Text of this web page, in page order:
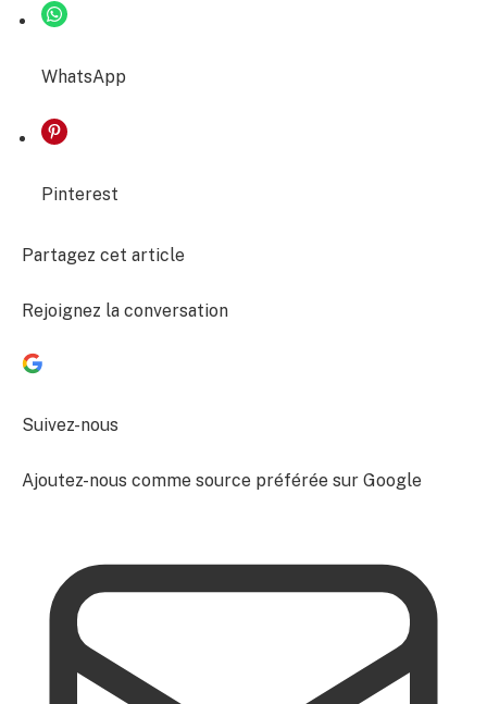
WhatsApp
Pinterest
Partagez cet article
Rejoignez la conversation
Suivez-nous
Ajoutez-nous comme source préférée sur Google